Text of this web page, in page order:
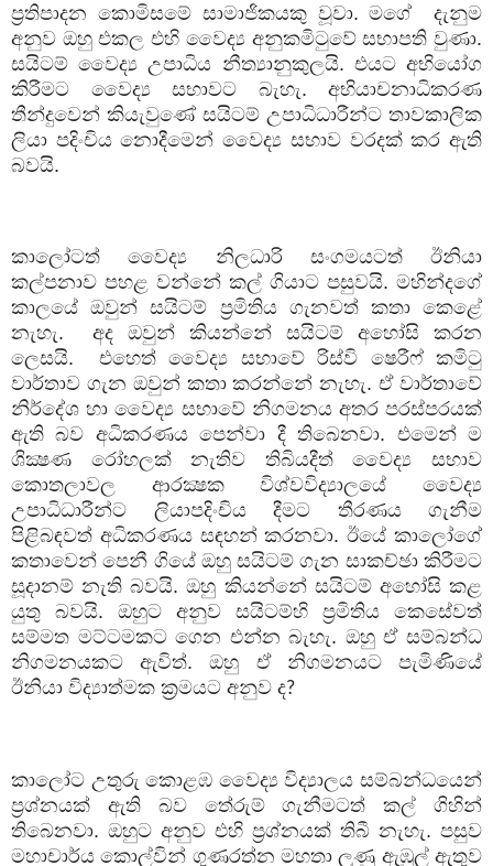
ප්‍රතිපාදන කොමිසමේ සාමාජිකයකු වූවා. මගේ දැනුම
අනුව ඔහු එකල එහි වෛද්‍ය අනුකමිටුවේ සභාපති වුණා.
සයිටම් වෛද්‍ය උපාධිය නීත්‍යානුකුලයි. එයට අභියෝග
කිරීමට වෛද්‍ය සභාවට බැහැ. අභියාචනාධිකරණ
තීන්දුවෙන් කියැවුණේ සයිටම් උපාධිධාරීන්ට තාවකාලික
ලියා පදිංචිය නොදීමෙන් වෛද්‍ය සභාව වරදක් කර ඇති
බවයි.
කාලෝටත් වෛද්‍ය නිලධාරි සංගමයටත් ඊනියා
කල්පනාව පහළ වන්නේ කල් ගියාට පසුවයි. මහින්දගේ
කාලයේ ඔවුන් සයිටම් ප්‍රමිතිය ගැනවත් කතා කෙළේ
නැහැ.
අද ඔවුන් කියන්නේ සයිටම් අහෝසි කරන
ලෙසයි.
එහෙත් වෛද්‍ය සභාවේ රිස්වි ෂෙරීෆ් කමිටු
වාර්තාව ගැන ඔවුන් කතා කරන්නේ නැහැ. ඒ වාර්තාවේ
නිර්දේශ හා වෛද්‍ය සභාවේ නිගමනය අතර පරස්පරයක්
ඇති බව අධිකරණය පෙන්වා දී තිබෙනවා. එමෙන් ම
ශික්‍ෂණ රෝහලක් නැතිව තිබියදීත් වෛද්‍ය සභාව
කොතලාවල ආරක්‍ෂක විශ්වවිද්‍යාලයේ වෛද්‍ය
උපාධිධාරීන්ට ලියාපදිංචිය දීමට තීරණය ගැනීම
පිළිබඳවත් අධිකරණය සඳහන් කරනවා. ඊයේ කාලෝගේ
කතාවෙන් පෙනී ගියේ ඔහු සයිටම් ගැන සාකච්ඡා කිරීමට
සූදානම් නැති බවයි. ඔහු කියන්නේ සයිටම් අහෝසි කළ
යුතු බවයි. ඔහුට අනුව සයිටම්හි ප්‍රමිතිය කෙසේවත්
සම්මත මට්ටමකට ගෙන එන්න බැහැ. ඔහු ඒ සම්බන්ධ
නිගමනයකට ඇවිත්. ඔහු ඒ නිගමනයට පැමිණියේ
ඊනියා විද්‍යාත්මක ක්‍රමයට අනුව ද?
කාලෝට උතුරු කොළඹ වෛද්‍ය විද්‍යාලය සම්බන්ධයෙන්
ප්‍රශ්නයක් ඇති බව තේරුම් ගැනීමටත් කල් ගිහින්
තිබෙනවා. ඔහුට අනුව එහි ප්‍රශ්නයක් තිබී නැහැ. පසුව
මහාචාර්ය කොල්වින් ගුණරත්න මහතා ලුණු ඇඹුල් ඇතුව